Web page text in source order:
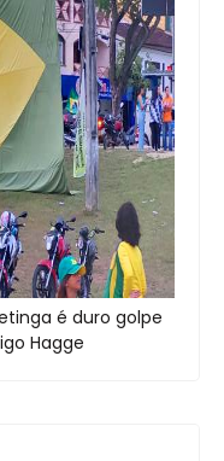
é duro golpe
Hagge